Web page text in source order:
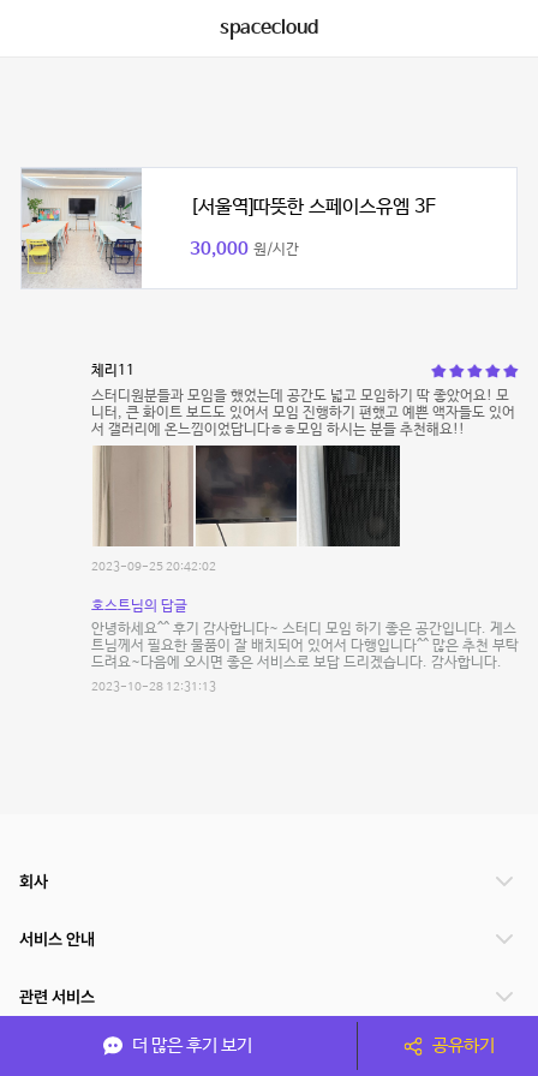
spacecloud
[서울역]따뜻한 스페이스유엠 3F
30,000 원/시간
체리11
스터디원분들과 모임을 했었는데 공간도 넓고 모임하기 딱 좋았어요! 모
니터, 큰 화이트 보드도 있어서 모임 진행하기 편했고 예쁜 액자들도 있어
서 갤러리에 온느낌이었답니다ㅎㅎ모임 하시는 분들 추천해요!!
2023-09-25 20:42:02
호스트님의 답글
안녕하세요^^ 후기 감사합니다~ 스터디 모임 하기 좋은 공간입니다. 게스
트님께서 필요한 물품이 잘 배치되어 있어서 다행입니다^^ 많은 추천 부탁
드려요~다음에 오시면 좋은 서비스로 보답 드리겠습니다. 감사합니다.
2023-10-28 12:31:13
더 많은 후기 보기 공유하기
회사
서비스 안내
관련 서비스